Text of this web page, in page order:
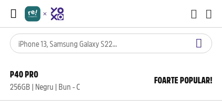
P40 PRO
256GB | Negru | Bun - C
FOARTE POPULAR!